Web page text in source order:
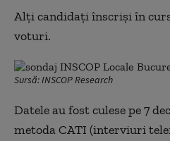
Alți candidați înscriși în
voturi.
Sursă: INSCOP Research
Datele au fost culese pe 7
metoda CATI (interviuri